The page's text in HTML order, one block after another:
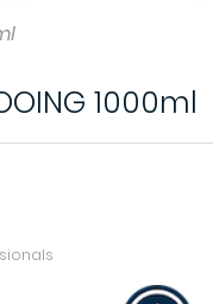
1000ml